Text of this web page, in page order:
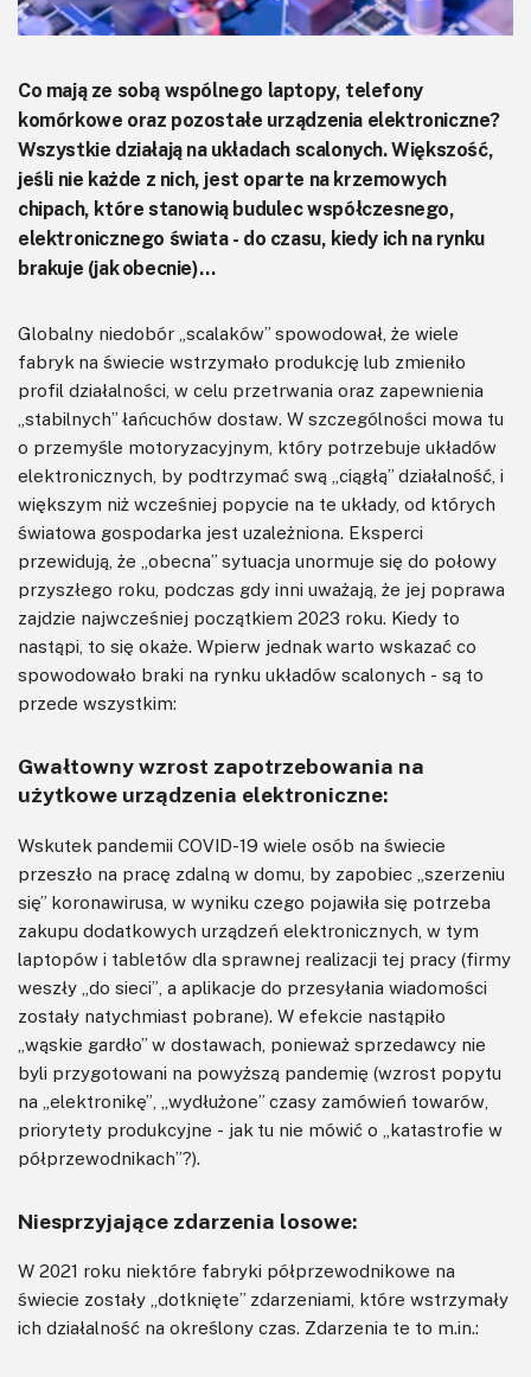
Do pobrania
Co mają ze sobą wspólnego laptopy, telefony
komórkowe oraz pozostałe urządzenia elektroniczne?
Wszystkie działają na układach scalonych. Większość,
jeśli nie każde z nich, jest oparte na krzemowych
chipach, które stanowią budulec współczesnego,
elektronicznego świata - do czasu, kiedy ich na rynku
brakuje (jak obecnie)…
Globalny niedobór „scalaków” spowodował, że wiele
fabryk na świecie wstrzymało produkcję lub zmieniło
profil działalności, w celu przetrwania oraz zapewnienia
„stabilnych” łańcuchów dostaw. W szczególności mowa tu
o przemyśle motoryzacyjnym, który potrzebuje układów
elektronicznych, by podtrzymać swą „ciągłą” działalność, i
większym niż wcześniej popycie na te układy, od których
światowa gospodarka jest uzależniona. Eksperci
przewidują, że „obecna” sytuacja unormuje się do połowy
przyszłego roku, podczas gdy inni uważają, że jej poprawa
zajdzie najwcześniej początkiem 2023 roku. Kiedy to
nastąpi, to się okaże. Wpierw jednak warto wskazać co
spowodowało braki na rynku układów scalonych - są to
przede wszystkim:
Gwałtowny wzrost zapotrzebowania na
użytkowe urządzenia elektroniczne:
Wskutek pandemii COVID-19 wiele osób na świecie
przeszło na pracę zdalną w domu, by zapobiec „szerzeniu
się” koronawirusa, w wyniku czego pojawiła się potrzeba
zakupu dodatkowych urządzeń elektronicznych, w tym
laptopów i tabletów dla sprawnej realizacji tej pracy (firmy
weszły „do sieci”, a aplikacje do przesyłania wiadomości
zostały natychmiast pobrane). W efekcie nastąpiło
„wąskie gardło” w dostawach, ponieważ sprzedawcy nie
byli przygotowani na powyższą pandemię (wzrost popytu
na „elektronikę”, „wydłużone” czasy zamówień towarów,
priorytety produkcyjne - jak tu nie mówić o „katastrofie w
półprzewodnikach”?).
Niesprzyjające zdarzenia losowe:
W 2021 roku niektóre fabryki półprzewodnikowe na
świecie zostały „dotknięte” zdarzeniami, które wstrzymały
ich działalność na określony czas. Zdarzenia te to m.in.: